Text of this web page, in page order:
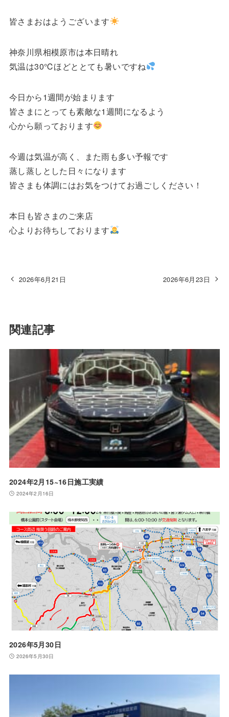
皆さまおはようございます
神奈川県相模原市は本日晴れ
気温は30℃ほどととても暑いですね
今日から1週間が始まります
皆さまにとっても素敵な1週間になるよう
心から願っております
今週は気温が高く、また雨も多い予報です
蒸し蒸しとした日々になります
皆さまも体調にはお気をつけてお過ごしください！
本日も皆さまのご来店
心よりお待ちしております
2026年6月21日 2026年6月23日
関連記事
2024年2月15~16日施工実績
2024年2月16日
2026年5月30日
2026年5月30日